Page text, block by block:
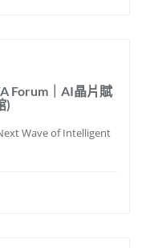
Forum｜AI晶片賦
)
Wave of Intelligent